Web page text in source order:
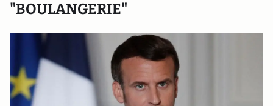
"BOULANGERIE"